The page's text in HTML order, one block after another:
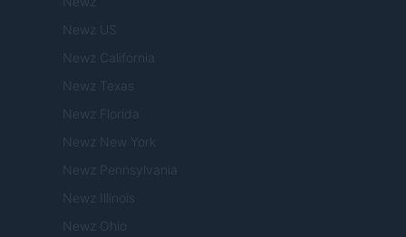
Newz US
Newz California
Newz Texas
Newz Florida
Newz New York
Newz Pennsylvania
Newz Illinois
Newz Ohio